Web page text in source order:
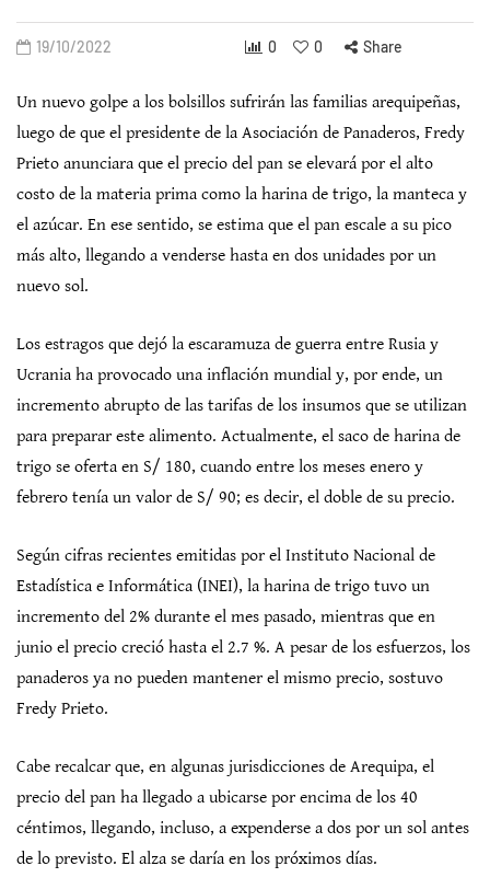
19/10/2022 0 0 Share
Un nuevo golpe a los bolsillos sufrirán las familias arequipeñas,
luego de que el presidente de la Asociación de Panaderos, Fredy
Prieto anunciara que el precio del pan se elevará por el alto
costo de la materia prima como la harina de trigo, la manteca y
el azúcar. En ese sentido, se estima que el pan escale a su pico
más alto, llegando a venderse hasta en dos unidades por un
nuevo sol.
Los estragos que dejó la escaramuza de guerra entre Rusia y
Ucrania ha provocado una inflación mundial y, por ende, un
incremento abrupto de las tarifas de los insumos que se utilizan
para preparar este alimento. Actualmente, el saco de harina de
trigo se oferta en S/ 180, cuando entre los meses enero y
febrero tenía un valor de S/ 90; es decir, el doble de su precio.
Según cifras recientes emitidas por el Instituto Nacional de
Estadística e Informática (INEI), la harina de trigo tuvo un
incremento del 2% durante el mes pasado, mientras que en
junio el precio creció hasta el 2.7 %. A pesar de los esfuerzos, los
panaderos ya no pueden mantener el mismo precio, sostuvo
Fredy Prieto.
Cabe recalcar que, en algunas jurisdicciones de Arequipa, el
precio del pan ha llegado a ubicarse por encima de los 40
céntimos, llegando, incluso, a expenderse a dos por un sol antes
de lo previsto. El alza se daría en los próximos días.